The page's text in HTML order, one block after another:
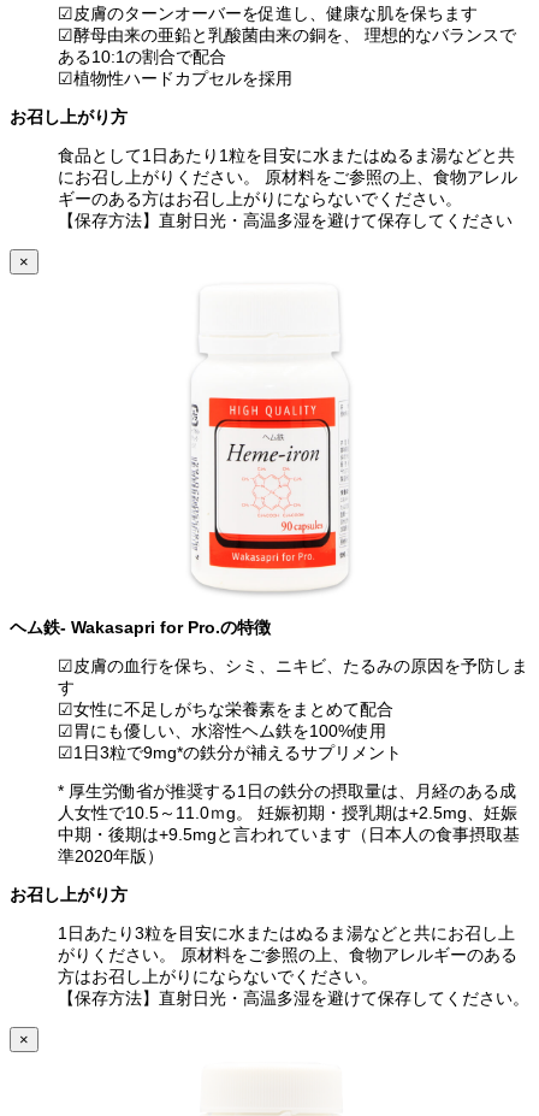
☑皮膚のターンオーバーを促進し、健康な肌を保ちます
☑酵母由来の亜鉛と乳酸菌由来の銅を、 理想的なバランスで
ある10:1の割合で配合
☑植物性ハードカプセルを採用
お召し上がり方
食品として1日あたり1粒を目安に水またはぬるま湯などと共
にお召し上がりください。 原材料をご参照の上、食物アレル
ギーのある方はお召し上がりにならないでください。
【保存方法】直射日光・高温多湿を避けて保存してください
×
ヘム鉄- Wakasapri for Pro.の特徴
☑皮膚の血行を保ち、シミ、ニキビ、たるみの原因を予防しま
す
☑女性に不足しがちな栄養素をまとめて配合
☑胃にも優しい、水溶性ヘム鉄を100%使用
☑1日3粒で9mg*の鉄分が補えるサプリメント
* 厚生労働省が推奨する1日の鉄分の摂取量は、月経のある成
人女性で10.5～11.0ｍg。 妊娠初期・授乳期は+2.5mg、妊娠
中期・後期は+9.5mgと言われています（日本人の食事摂取基
準2020年版）
お召し上がり方
1日あたり3粒を目安に水またはぬるま湯などと共にお召し上
がりください。 原材料をご参照の上、食物アレルギーのある
方はお召し上がりにならないでください。
【保存方法】直射日光・高温多湿を避けて保存してください。
×